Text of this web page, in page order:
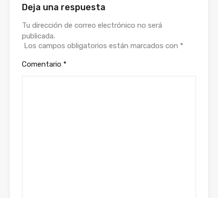
Deja una respuesta
Tu dirección de correo electrónico no será
publicada.
Los campos obligatorios están marcados con *
Comentario *